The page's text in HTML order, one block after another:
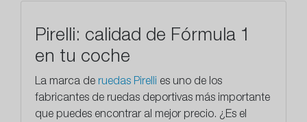
Pirelli: calidad de Fórmula 1
en tu coche
La marca de ruedas Pirelli es uno de los
fabricantes de ruedas deportivas más importante
que puedes encontrar al mejor precio. ¿Es el